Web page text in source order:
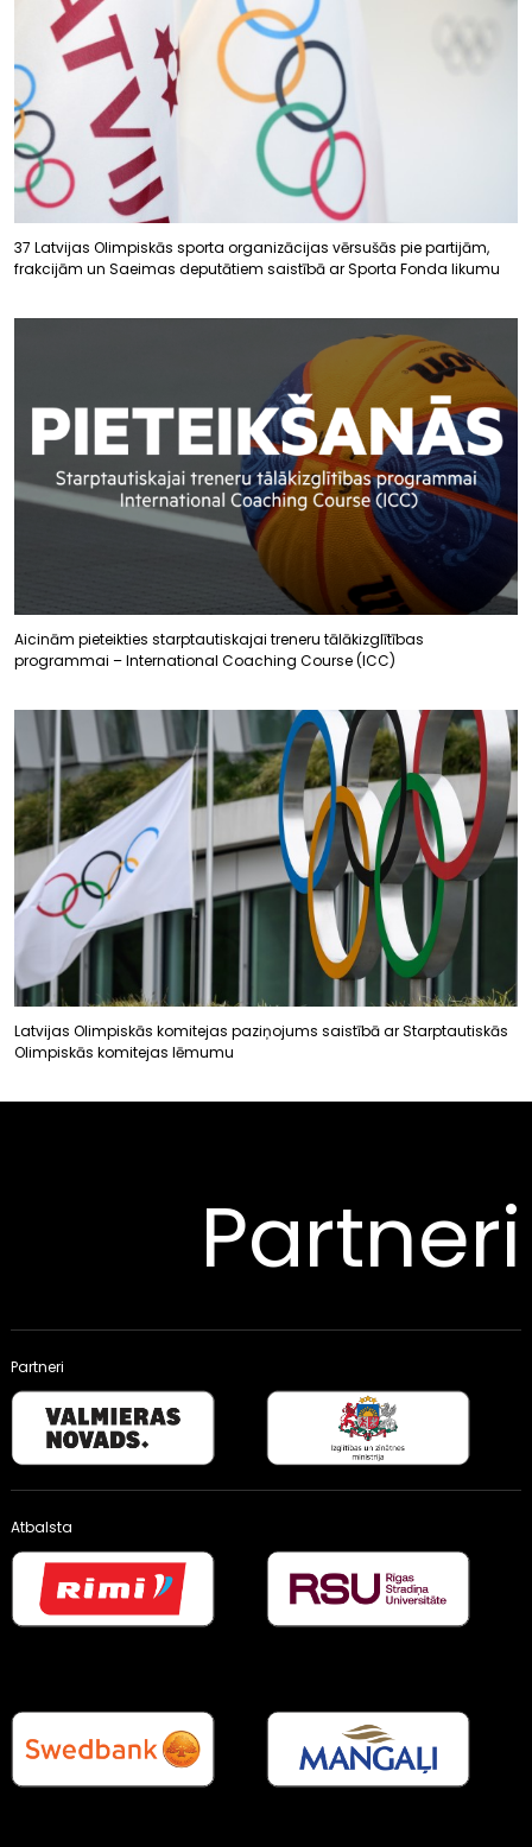
37 Latvijas Olimpiskās sporta organizācijas vērsušās pie partijām,
frakcijām un Saeimas deputātiem saistībā ar Sporta Fonda likumu
Aicinām pieteikties starptautiskajai treneru tālākizglītības
programmai – International Coaching Course (ICC)
Latvijas Olimpiskās komitejas paziņojums saistībā ar Starptautiskās
Olimpiskās komitejas lēmumu
Partneri
Partneri
Atbalsta